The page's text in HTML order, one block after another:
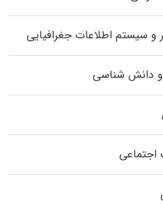
سیستم اطلاعات جغرافیایی
و دانش شناسی
اجتماعی